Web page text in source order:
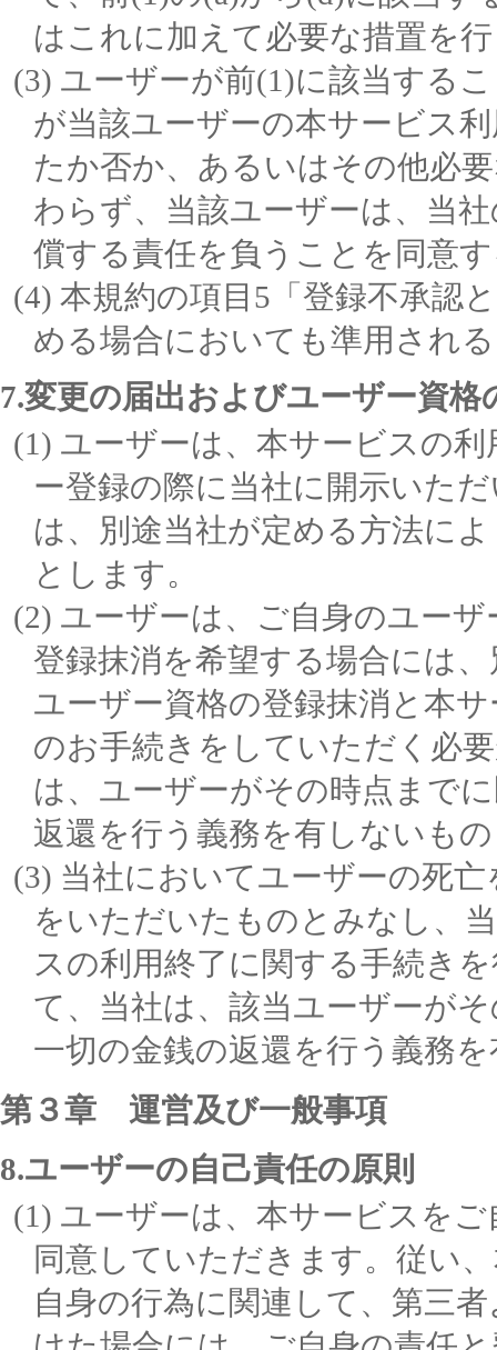
はこれに加えて必要な措置を
ユーザーが前(1)に該当する
が当該ユーザーの本サービス
たか否か、あるいはその他必
わらず、当該ユーザーは、当
償する責任を負うことを同意
本規約の項目5「登録不承認
める場合においても準用され
7.変更の届出およびユーザー資格
ユーザーは、本サービスの
ー登録の際に当社に開示いた
は、別途当社が定める方法に
とします。
ユーザーは、ご自身のユー
登録抹消を希望する場合には
ユーザー資格の登録抹消と本
のお手続きをしていただく必
は、ユーザーがその時点まで
返還を行う義務を有しないも
当社においてユーザーの死
をいただいたものとみなし、
スの利用終了に関する手続き
て、当社は、該当ユーザーが
一切の金銭の返還を行う義務
第３章 運営及び一般事項
8.ユーザーの自己責任の原則
ユーザーは、本サービスを
同意していただきます。従い
自身の行為に関連して、第三